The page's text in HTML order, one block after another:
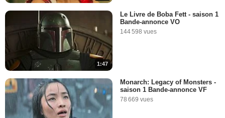
1:47
Le Livre de Boba Fett - saison 1
Bande-annonce VO
144 598 vues
Monarch: Legacy of Monsters -
saison 1 Bande-annonce VF
78 669 vues